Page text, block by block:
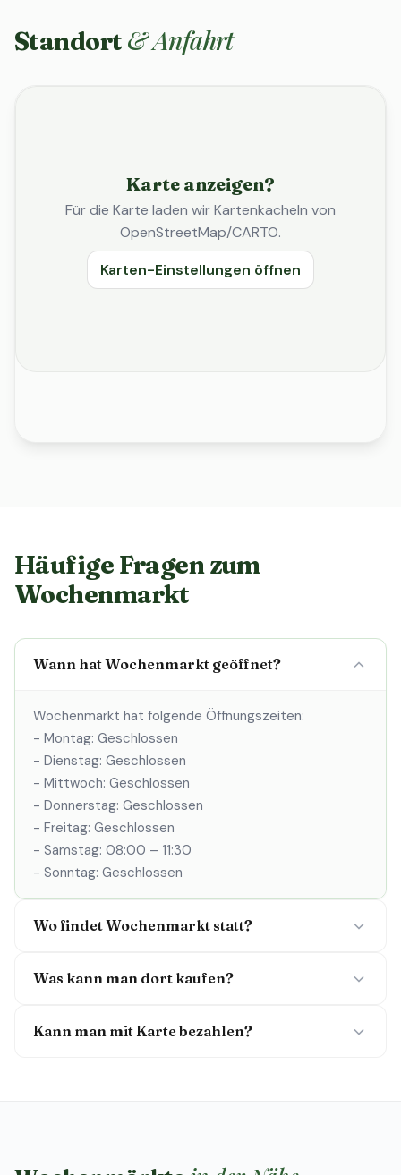
Standort & Anfahrt
Karte anzeigen?
Für die Karte laden wir Kartenkacheln von
OpenStreetMap/CARTO.
Karten-Einstellungen öffnen
Häufige Fragen zum
Wochenmarkt
Wann hat Wochenmarkt geöffnet?
Wochenmarkt hat folgende Öffnungszeiten:
- Montag: Geschlossen
- Dienstag: Geschlossen
- Mittwoch: Geschlossen
- Donnerstag: Geschlossen
- Freitag: Geschlossen
- Samstag: 08:00 – 11:30
- Sonntag: Geschlossen
Wo findet Wochenmarkt statt?
Was kann man dort kaufen?
Kann man mit Karte bezahlen?